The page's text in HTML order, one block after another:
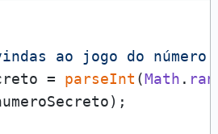
ao jogo do
= parseInt (Math .